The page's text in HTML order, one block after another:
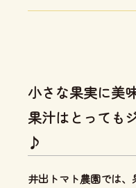
小さな果実に美
果汁はとっても
♪
井出トマト農園では、